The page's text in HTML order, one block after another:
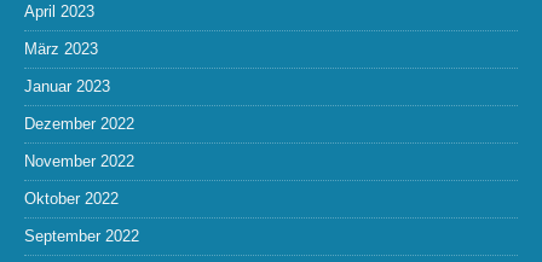
April 2023
März 2023
Januar 2023
Dezember 2022
November 2022
Oktober 2022
September 2022